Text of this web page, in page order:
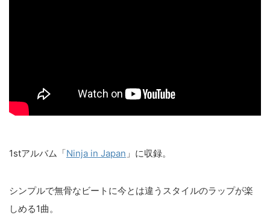
1stアルバム「Ninja in Japan 」に収録。
シンプルで無骨なビートに今とは違うスタイルのラップが楽
しめる1曲。